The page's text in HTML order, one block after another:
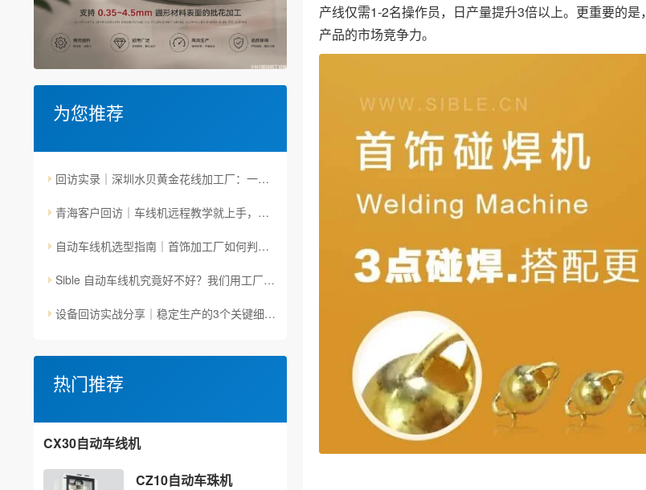
为您推荐
回访实录｜深圳水贝黄金花线加工厂：一台车线机用了一年后的真实状态
青海客户回访｜车线机远程教学就上手，下班走人自动跑——庞师傅与Sible车线机的真实日常
自动车线机选型指南｜首饰加工厂如何判断设备是否"真正靠谱"？
Sible 自动车线机究竟好不好？我们用工厂的真实场景和加工数据说话
设备回访实战分享｜稳定生产的3个关键细节，只有车间里才看得到
热门推荐
CX30自动车线机
CZ10自动车珠机
产线仅需1-2名操作员，日产量提升3倍以上。更重要的
产品的市场竞争力。